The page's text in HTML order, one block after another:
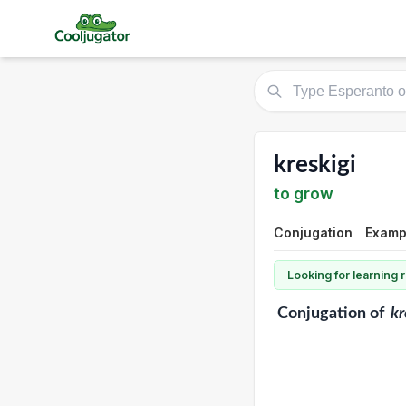
kreskigi
to grow
Conjugation
Looking for learning
Conjugationof